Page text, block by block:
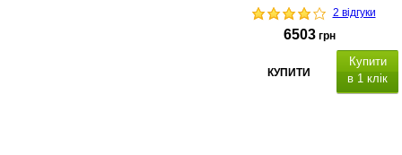
2 відгуки
6503 грн
КУПИТИ
Купити
в 1 клік